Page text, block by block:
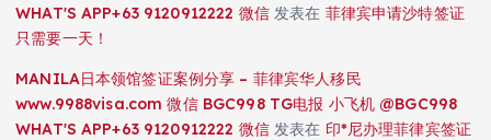
WHAT'S APP+63 9120912222 微信发表在 菲律宾申请沙特签证
只需要一天！
MANILA日本领馆签证案例分享 – 菲律宾华人移民
www.9988visa.com 微信 BGC998 TG电报 小飞机 @BGC998
WHAT'S APP+63 9120912222 微信发表在 印*尼办理菲律宾签证